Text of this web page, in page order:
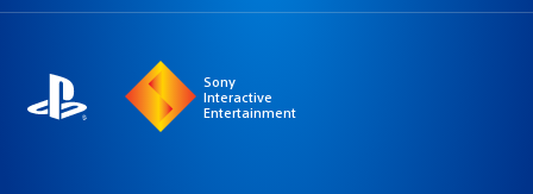
Sony
Interactive
Entertainment